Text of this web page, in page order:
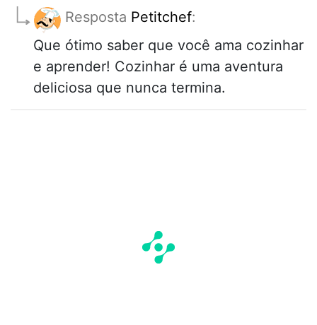
Resposta Petitchef:
Que ótimo saber que você ama cozinhar
e aprender! Cozinhar é uma aventura
deliciosa que nunca termina.